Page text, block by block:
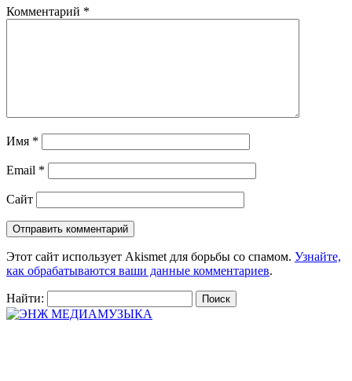
Комментарий *
Имя *
Email *
Сайт
Этот сайт использует Akismet для борьбы со спамом. Узнайте,
как обрабатываются ваши данные комментариев.
Найти: